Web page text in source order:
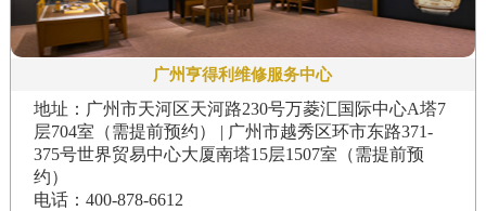
广州亨得利维修服务中心
地址：广州市天河区天河路230号万菱汇国际中心A塔7
层704室（需提前预约） | 广州市越秀区环市东路371-
375号世界贸易中心大厦南塔15层1507室（需提前预
约）
电话：400-878-6612